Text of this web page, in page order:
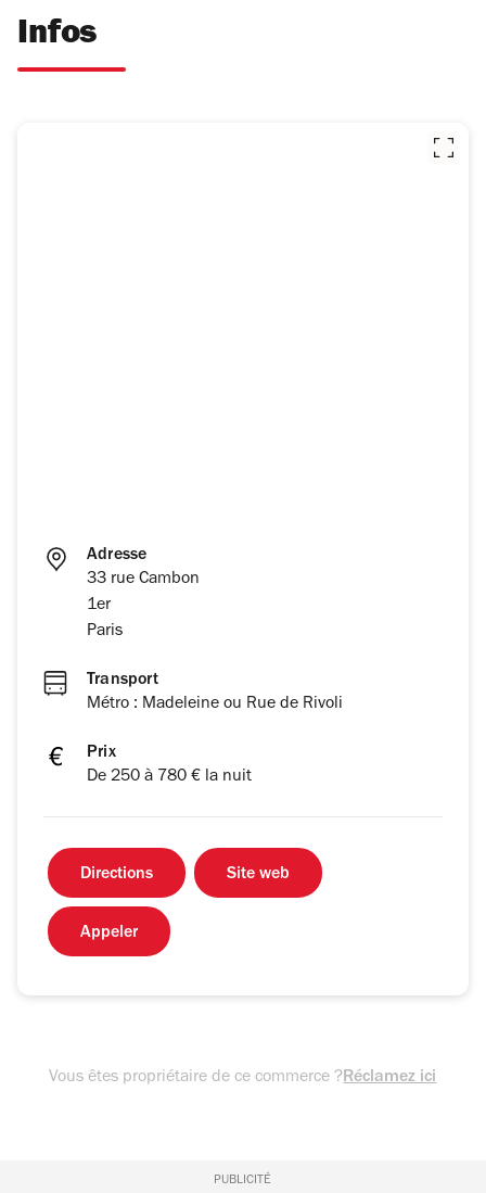
Infos
Adresse
33 rue Cambon
1er
Paris
Transport
Métro : Madeleine ou Rue de Rivoli
Prix
De 250 à 780 € la nuit
Directions Site web
Appeler
Vous êtes propriétaire de ce commerce ?Réclamez ici
PUBLICITÉ